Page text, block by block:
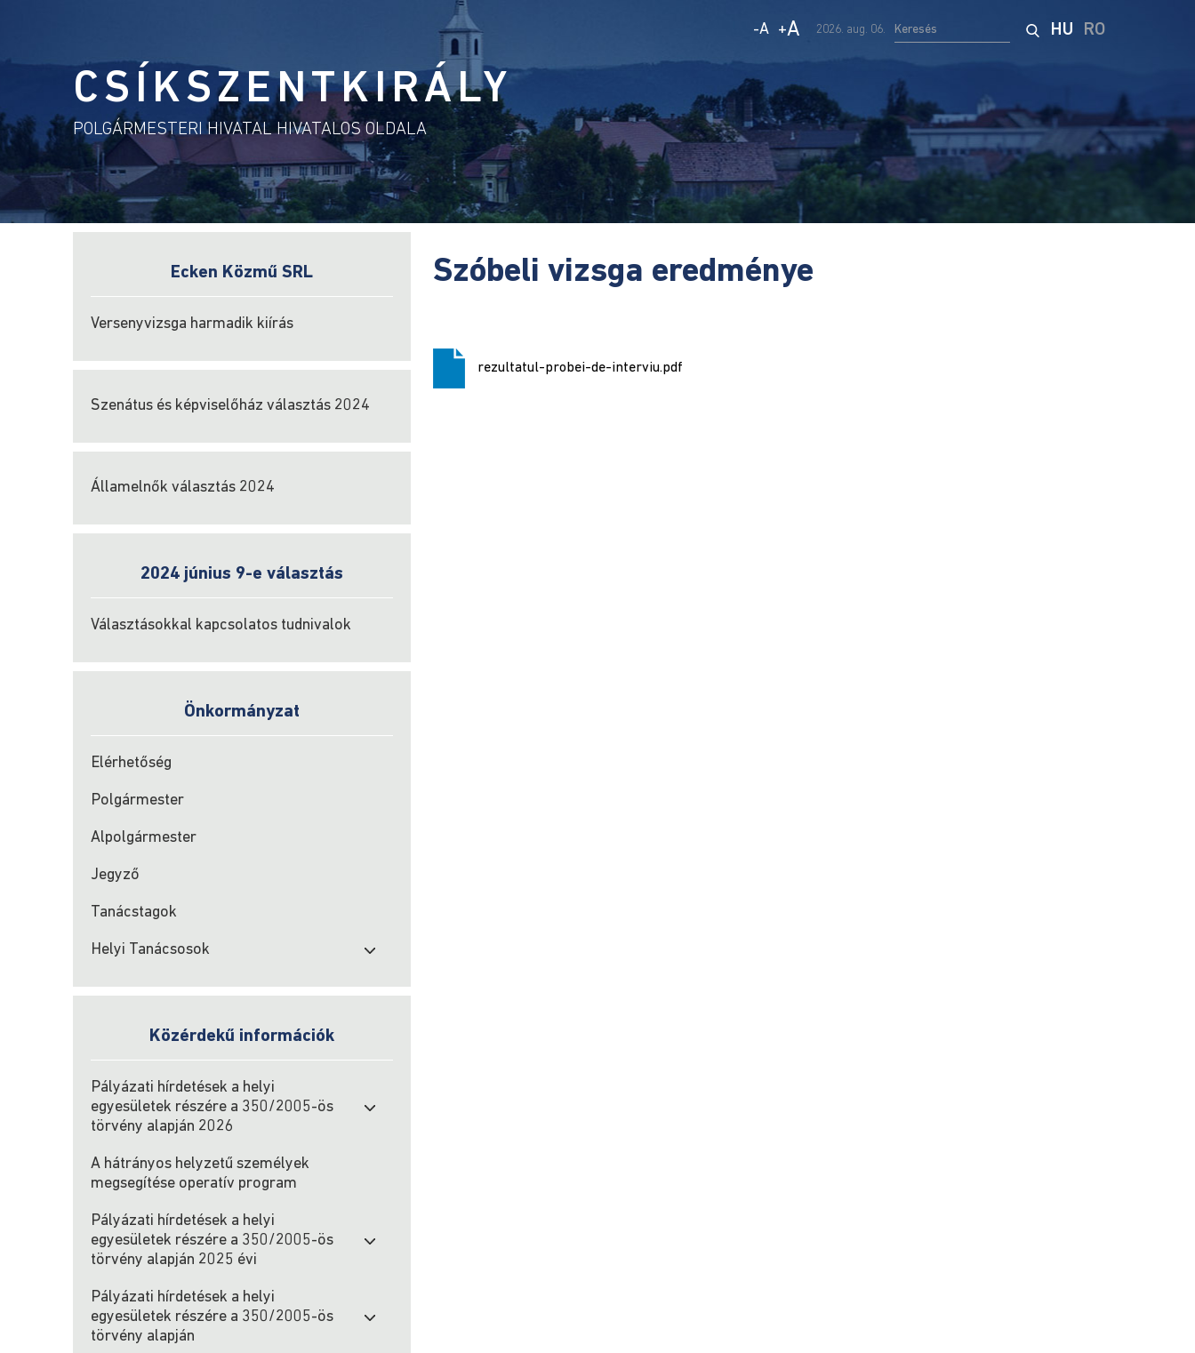
-A +A 2026. aug. 06. HU RO
CSÍKSZENTKIRÁLY
POLGÁRMESTERI HIVATAL HIVATALOS OLDALA
Ecken Közmű SRL
Versenyvizsga harmadik kiírás
Szenátus és képviselőház választás 2024
Államelnők választás 2024
2024 június 9-e választás
Választásokkal kapcsolatos tudnivalok
Önkormányzat
Elérhetőség
Polgármester
Alpolgármester
Jegyző
Tanácstagok
Helyi Tanácsosok
Közérdekű információk
Pályázati hírdetések a helyi
egyesületek részére a 350/2005-ös
törvény alapján 2026
A hátrányos helyzetű személyek
megsegítése operatív program
Pályázati hírdetések a helyi
egyesületek részére a 350/2005-ös
törvény alapján 2025 évi
Pályázati hírdetések a helyi
egyesületek részére a 350/2005-ös
törvény alapján
Szóbeli vizsga eredménye
rezultatul-probei-de-interviu.pdf